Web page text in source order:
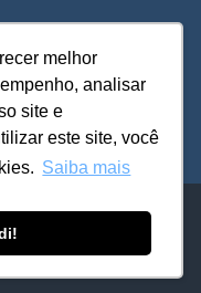
melhor
analisar
site e
este site, você
Saiba mais
para esclarecer
e firmar parcerias,
e atendimento.
Social da Indústria
4.193 - Centro Político